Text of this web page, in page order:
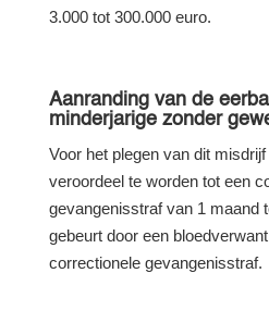
3.000 tot 300.000 euro.
Aanranding van de
minderjarige zonder
Voor het plegen van dit
veroordeel te worden tot een
gevangenisstraf van 1 maand
gebeurt door een
correctionele gevangenisstraf.